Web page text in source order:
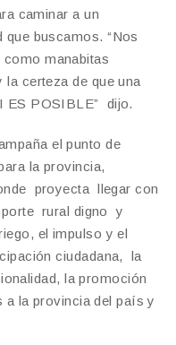
caminar a un
buscamos. “Nos
manabitas
certeza de que una
ES POSIBLE” dijo.
el punto de
la provincia,
proyecta llegar con
rural digno y
el impulso y el
ciudadana, la
la promoción
a la provincia del país y